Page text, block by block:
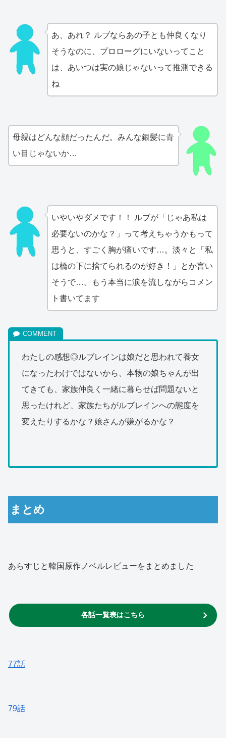
あ、あれ？ ルブならあの子とも仲良くなり
そうなのに、プロローグにいないってこと
は、あいつは実の娘じゃないって推測できる
ね
母親はどんな顔だったんだ。みんな銀髪に青
い目じゃないか…
いやいやダメです！！ ルブが「じゃあ私は
必要ないのかな？」って考えちゃうかもって
思うと、すごく胸が痛いです…。淡々と「私
は橋の下に捨てられるのが好き！」とか言い
そうで…。もう本当に涙を流しながらコメン
ト書いてます
わたしの感想◎ルブレインは娘だと思われて養女
になったわけではないから、本物の娘ちゃんが出
てきても、家族仲良く一緒に暮らせば問題ないと
思ったけれど、家族たちがルブレインへの態度を
変えたりするかな？娘さんが嫌がるかな？
まとめ
あらすじと韓国原作ノベルレビューをまとめました
各話一覧表はこちら
77話
79話